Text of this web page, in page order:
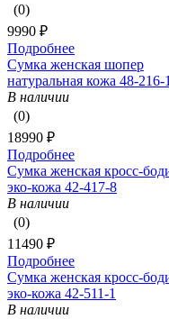
(0)
9990 ₽
Подробнее
Сумка женская шопер
натуральная кожа 48-216-1
В наличии
(0)
18990 ₽
Подробнее
Сумка женская кросс-
эко-кожа 42-417-8
В наличии
(0)
11490 ₽
Подробнее
Сумка женская кросс-
эко-кожа 42-511-1
В наличии